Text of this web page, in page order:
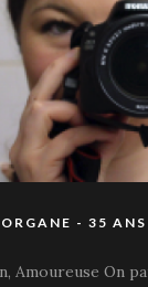
- 35
Amoureuse On